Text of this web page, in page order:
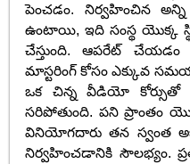
పెంచడం. నిర్వహించిన
ఉంటాయి, ఇది సంస్థ యొక్క
చేస్తుంది. ఆపరేట్
మాస్టరింగ్ కోసం ఎక్కువ
ఒక చిన్న వీడియో కోర్సుతో
సరిపోతుంది. పని ప్రాంతం
వినియోగదారు తన స్వంత
నిర్వహించడానికి సౌలభ్యం.